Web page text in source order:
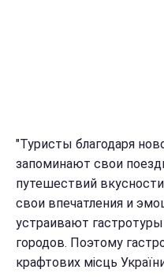
"Туристы благодаря
запоминают свои
путешествий
свои впечатления и
устраивают
городов. Поэтому
крафтових місць